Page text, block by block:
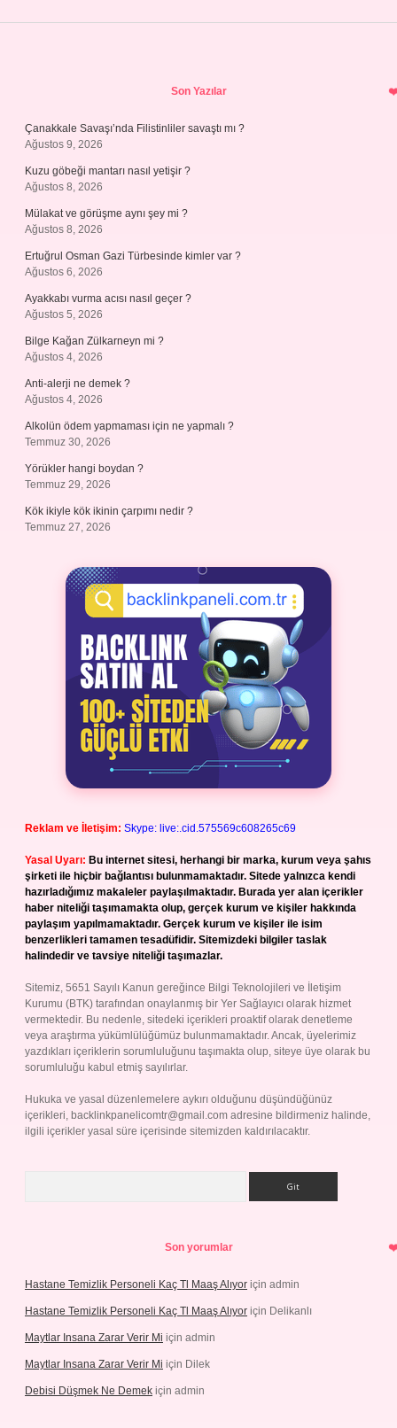
Son Yazılar
Çanakkale Savaşı’nda Filistinliler savaştı mı ?
Ağustos 9, 2026
Kuzu göbeği mantarı nasıl yetişir ?
Ağustos 8, 2026
Mülakat ve görüşme aynı şey mi ?
Ağustos 8, 2026
Ertuğrul Osman Gazi Türbesinde kimler var ?
Ağustos 6, 2026
Ayakkabı vurma acısı nasıl geçer ?
Ağustos 5, 2026
Bilge Kağan Zülkarneyn mi ?
Ağustos 4, 2026
Anti-alerji ne demek ?
Ağustos 4, 2026
Alkolün ödem yapmaması için ne yapmalı ?
Temmuz 30, 2026
Yörükler hangi boydan ?
Temmuz 29, 2026
Kök ikiyle kök ikinin çarpımı nedir ?
Temmuz 27, 2026
Reklam ve İletişim: Skype: live:.cid.575569c608265c69
Yasal Uyarı: Bu internet sitesi, herhangi bir marka, kurum veya şahıs
şirketi ile hiçbir bağlantısı bulunmamaktadır. Sitede yalnızca kendi
hazırladığımız makaleler paylaşılmaktadır. Burada yer alan içerikler
haber niteliği taşımamakta olup, gerçek kurum ve kişiler hakkında
paylaşım yapılmamaktadır. Gerçek kurum ve kişiler ile isim
benzerlikleri tamamen tesadüfidir. Sitemizdeki bilgiler taslak
halindedir ve tavsiye niteliği taşımazlar.
Sitemiz, 5651 Sayılı Kanun gereğince Bilgi Teknolojileri ve İletişim
Kurumu (BTK) tarafından onaylanmış bir Yer Sağlayıcı olarak hizmet
vermektedir. Bu nedenle, sitedeki içerikleri proaktif olarak denetleme
veya araştırma yükümlülüğümüz bulunmamaktadır. Ancak, üyelerimiz
yazdıkları içeriklerin sorumluluğunu taşımakta olup, siteye üye olarak bu
sorumluluğu kabul etmiş sayılırlar.
Hukuka ve yasal düzenlemelere aykırı olduğunu düşündüğünüz
içerikleri, backlinkpanelicomtr@gmail.com adresine bildirmeniz halinde,
ilgili içerikler yasal süre içerisinde sitemizden kaldırılacaktır.
Son yorumlar
Hastane Temizlik Personeli Kaç Tl Maaş Alıyor için admin
Hastane Temizlik Personeli Kaç Tl Maaş Alıyor için Delikanlı
Maytlar Insana Zarar Verir Mi için admin
Maytlar Insana Zarar Verir Mi için Dilek
Debisi Düşmek Ne Demek için admin